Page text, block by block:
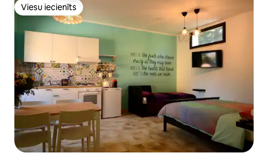
Viesu iecienīts
Viesu iecienīts